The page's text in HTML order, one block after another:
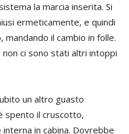
la marcia inserita. Si
ermeticamente, e quindi
il cambio in folle.
ci sono stati altri intoppi
un altro guasto
spento il cruscotto,
in cabina. Dovrebbe